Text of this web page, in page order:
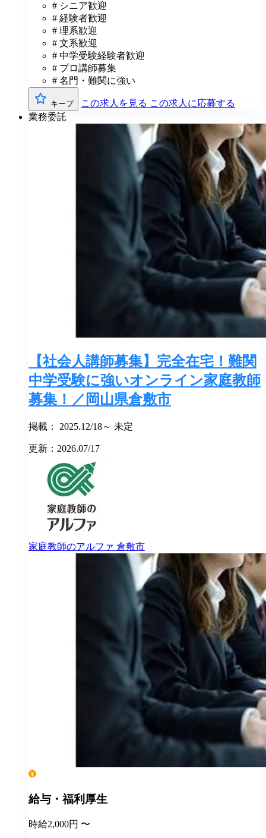
# シニア歓迎
# 経験者歓迎
# 理系歓迎
# 文系歓迎
# 中学受験経験者歓迎
# プロ講師募集
# 名門・難関に強い
キープ この求人を見る この求人に応募する
業務委託
【社会人講師募集】完全在宅！難関
中学受験に強いオンライン家庭教師
募集！／岡山県倉敷市
掲載： 2025.12/18～ 未定
更新：2026.07/17
家庭教師のアルファ 倉敷市
給与・福利厚生
時給2,000円 〜